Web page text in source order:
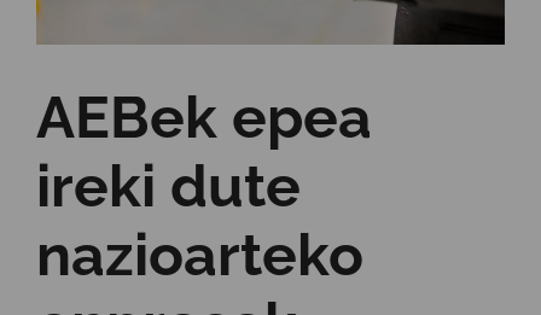
AEBek epea
ireki dute
nazioarteko